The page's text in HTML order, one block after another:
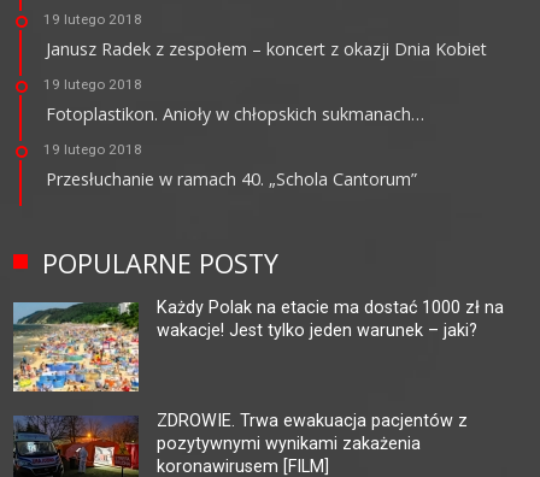
19 lutego 2018
Janusz Radek z zespołem – koncert z okazji Dnia Kobiet
19 lutego 2018
Fotoplastikon. Anioły w chłopskich sukmanach…
19 lutego 2018
Przesłuchanie w ramach 40. „Schola Cantorum”
POPULARNE POSTY
Każdy Polak na etacie ma dostać 1000 zł na
wakacje! Jest tylko jeden warunek – jaki?
ZDROWIE. Trwa ewakuacja pacjentów z
pozytywnymi wynikami zakażenia
koronawirusem [FILM]